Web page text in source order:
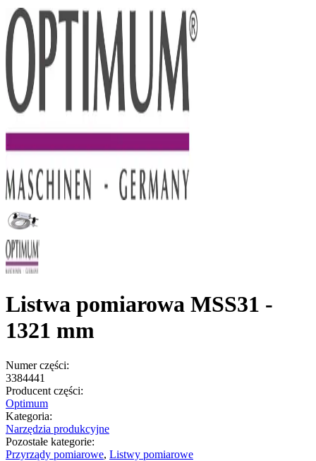
Listwa pomiarowa MSS31 -
1321 mm
Numer części:
3384441
Producent części:
Optimum
Kategoria:
Narzędzia produkcyjne
Pozostałe kategorie:
Przyrządy pomiarowe, Listwy pomiarowe